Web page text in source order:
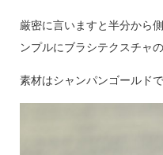
厳密に言いますと半分から
ンプルにブラシテクスチャ
素材はシャンパンゴールドで